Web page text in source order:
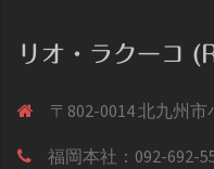
リオ・ラクーコ
〒802-0014 北九州
福岡本社：092-692-